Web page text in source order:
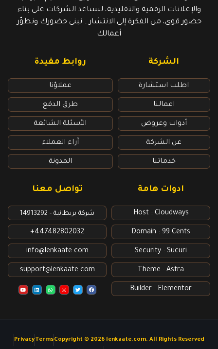
والإعلانات الرقمية والتقليدية، لنساعد الشركات على بناء
حضور قوي، من الفكرة إلى الانتشار… نبني حضورك ونطوّر
أعمالك
الشركة
اطلب استشارة
اعمالنا
أدوات وعروض
عن الشركة
خدماتنا
روابط مفيدة​
عملاؤنا
طرق الدفع
الأسئلة الشائعة
آراء العملاء
المدونة
ادوات هامة
Host : Cloudways
Domain : 99 Cents
Security : Sucuri
Theme : Astra
Builder : Elementor
تواصل معنا
شركة بريطانية - 14913292
447482802032+
info@lenkaate.com
support@lenkaate.com
F
a
o
T
w
r
I
n
r
W
h
p
L
i
i
Y
o
e
Copyright © 2026 lenkaate.com. All Rights Reserved
Terms
Privacy